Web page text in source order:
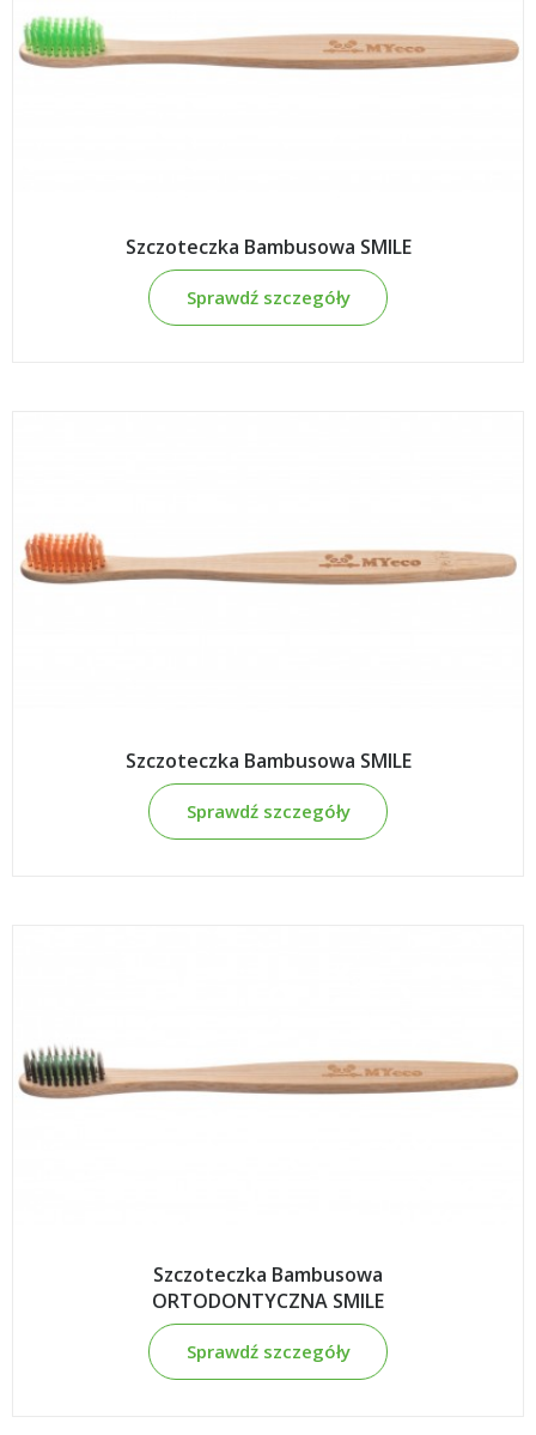
Szczoteczka Bambusowa SMILE
Sprawdź szczegóły
Szczoteczka Bambusowa SMILE
Sprawdź szczegóły
Szczoteczka Bambusowa
ORTODONTYCZNA SMILE
Sprawdź szczegóły